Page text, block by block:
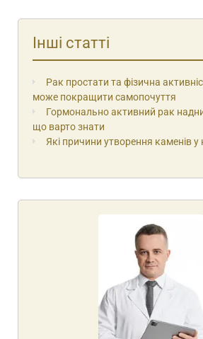
Інші статті
Рак простати та фізична
може покращити самопочуття
Гормонально активний рак
що варто знати
Які причини утворення каменів у